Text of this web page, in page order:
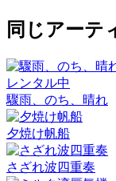
同じアーテ
レンタル中
驟雨、のち、晴れ
夕焼け帆船
さざれ波四重奏